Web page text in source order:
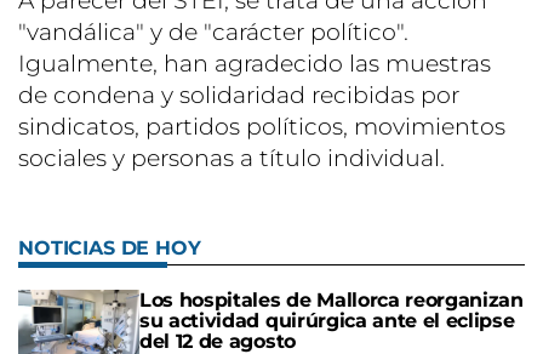
"vandálica" y de "carácter político".
Igualmente, han agradecido las muestras
de condena y solidaridad recibidas por
sindicatos, partidos políticos, movimientos
sociales y personas a título individual.
NOTICIAS DE HOY
Los hospitales de Mallorca reorganizan
su actividad quirúrgica ante el eclipse
del 12 de agosto